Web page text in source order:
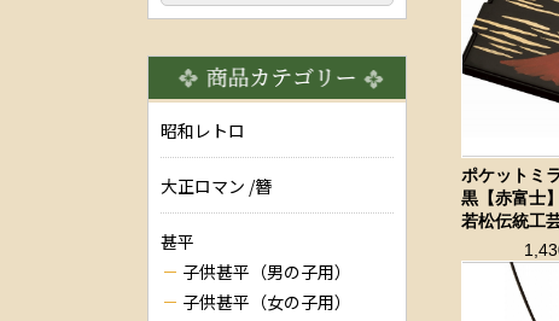
ポケットミ
黒【赤富士
若松伝統工
昭和レトロ
大正ロマン /簪
甚平
子供甚平（男の子用）
子供甚平（女の子用）